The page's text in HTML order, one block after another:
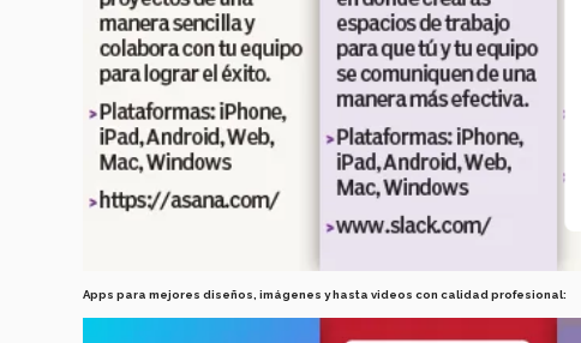
Apps para mejores diseños, imágenes y hasta videos con calidad profesional: